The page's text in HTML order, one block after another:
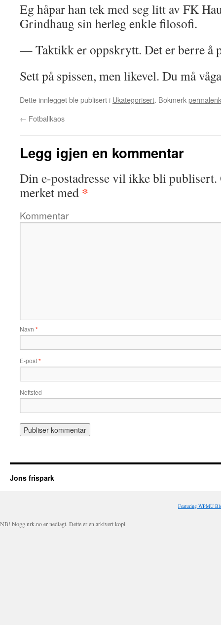
Eg håpar han tek med seg litt av FK
Grindhaug sin herleg enkle filosofi.
— Taktikk er oppskrytt. Det er berre å
Sett på spissen, men likevel. Du må
Dette innlegget ble publisert i Ukategorisert. Bokmerk
← Fotballkaos
Legg igjen en kommentar
Din e-postadresse vil ikke bli publisert.
merket med *
Kommentar
Navn *
E-post*
Nettsted
Jons frispark
Featuring WPMU
NB! blogg.nrk.no er nedlagt. Dette er en arkivert kopi